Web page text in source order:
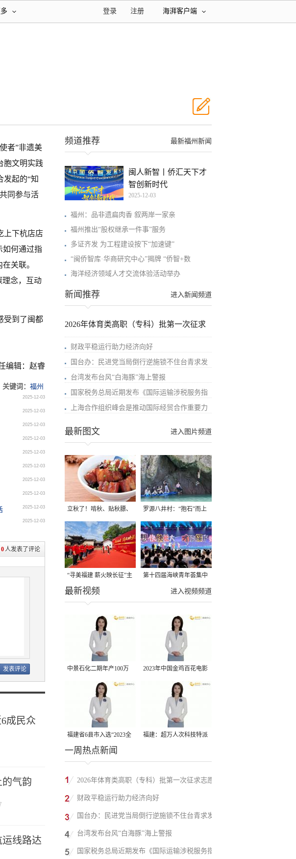
海湃客户端
注册
登录
者”非遗美
胞文明实践
发起的“知
同参与活
上下杭店店
如何通过指
关联。
理念，互动
受到了闽都
编辑：赵睿
关键词： 福州
2025-12-03
2025-12-03
2025-12-03
2025-12-03
2025-12-03
2025-12-03
2025-12-03
2025-12-03
2025-12-03
2025-12-03
0人发表了评论
成民众
气韵
线路达
最新福州新闻
频道推荐
闽人新智丨侨汇天下才
智创新时代
2025-12-03
福州：品非遗扁肉香 叙两岸一家亲
福州推出“股权继承一件事”服务
多证齐发 为工程建设按下“加速键”
“闽侨智库·华商研究中心”揭牌 “侨智+数
海洋经济领域人才交流体验活动举办
进入新闻频道
新闻推荐
2026年体育类高职（专科）批第一次征求
财政平稳运行助力经济向好
国台办：民进党当局倒行逆施锁不住台青求发
台湾发布台风“白海豚”海上警报
国家税务总局近期发布《国际运输涉税服务指
上海合作组织峰会是推动国际经贸合作重要力
进入图片频道
最新图文
立秋了！啃秋、贴秋膘、
晒秋，福建人这样过才够
味→
罗源八井村：“抱石”而上
“寻美福建 薪火映长征”主
题活动在龙岩长汀启动
第十四届海峡青年荟集中
阶段活动在福州举行
进入视频频道
最新视频
中景石化二期年产100万
吨丙烷脱氢项目建成中交
2023年中国金鸡百花电影
节有福电影巡展31日启动
福建省6县市入选“2023全
国县域发展潜力百强县”
福建：超万人次科技特派
一周热点新闻
2026年体育类高职（专科）批第一次征求志愿
填报
财政平稳运行助力经济向好
国台办：民进党当局倒行逆施锁不住台青求发
展的心
台湾发布台风“白海豚”海上警报
国家税务总局近期发布《国际运输涉税服务指